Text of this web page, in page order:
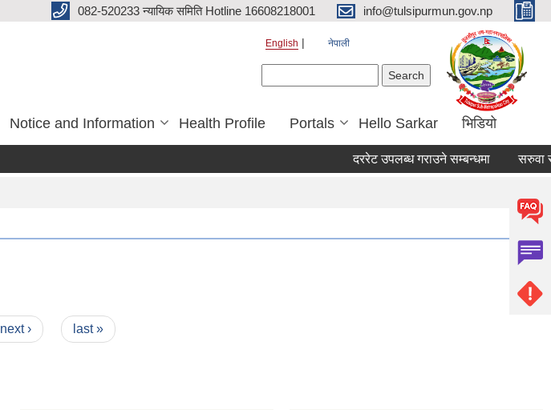
082-520233 न्यायिक समिति Hotline 16608218001 info@tulsipurmun.gov.np
English नेपाली
Notice and Information Health Profile Portals Hello Sarkar भिडियो
दररेट उपलब्ध गराउने सम्बन्धमा सरुवा
next › last »